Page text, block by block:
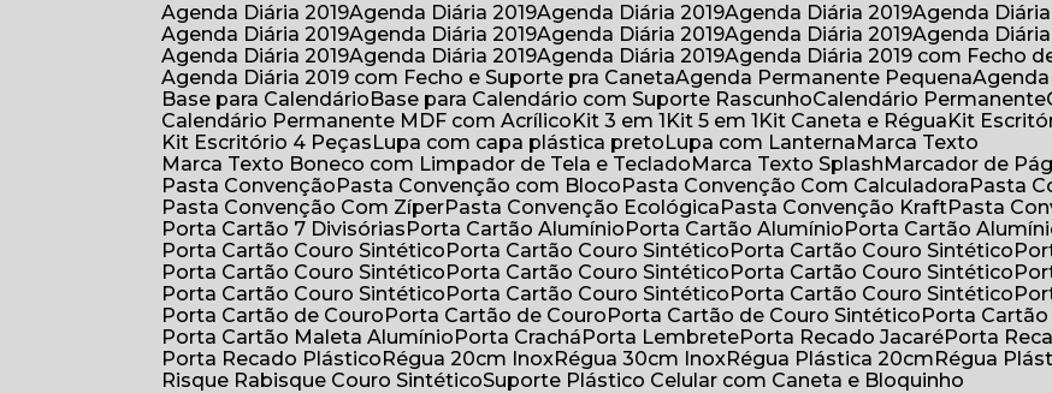
Agenda Diária 2019
Agenda Diária 2019 Agenda Diária 2019 Agenda Diária 2019 Agenda
Agenda Diária 2019
Agenda Diária 2019 Agenda Diária 2019 Agenda Diária 2019 Agenda
Agenda Diária 2019
Agenda Diária 2019 Agenda Diária 2019
Agenda Diária 2019 com Fecho
Agenda Diária 2019 com Fecho e Suporte pra Caneta
Agenda Permanente Pequena
Base para Calendário
Base para Calendário com Suporte Rascunho Calendário Permanente
Calendário Permanente MDF com Acrílico
Kit 3 em 1 Kit 5 em 1 Kit Caneta e Régua Kit
Kit Escritório 4 Peças
Lupa com capa plástica preto Lupa com Lanterna
Marca Texto
Marca Texto Boneco com Limpador de Tela e Teclado
Marca Texto Splash Marcador de
Pasta Convenção
Pasta Convenção com Bloco Pasta Convenção Com Calculadora
Pasta
Pasta Convenção Com Zíper
Pasta Convenção Ecológica Pasta Convenção Kraft Pasta
Porta Cartão 7 Divisórias
Porta Cartão Alumínio Porta Cartão Alumínio Porta Cartão
Porta Cartão Couro Sintético
Porta Cartão Couro Sintético Porta Cartão Couro Sintético
Porta Cartão Couro Sintético
Porta Cartão Couro Sintético Porta Cartão Couro Sintético
Porta Cartão Couro Sintético
Porta Cartão Couro Sintético Porta Cartão Couro Sintético
Porta Cartão de Couro
Porta Cartão de Couro Porta Cartão de Couro Sintético Porta
Porta Cartão Maleta Alumínio
Porta Crachá Porta Lembrete Porta Recado Jacaré Porta
Porta Recado Plástico
Régua 20cm Inox Régua 30cm Inox Régua Plástica 20cm Régua
Risque Rabisque Couro Sintético
Suporte Plástico Celular com Caneta e Bloquinho